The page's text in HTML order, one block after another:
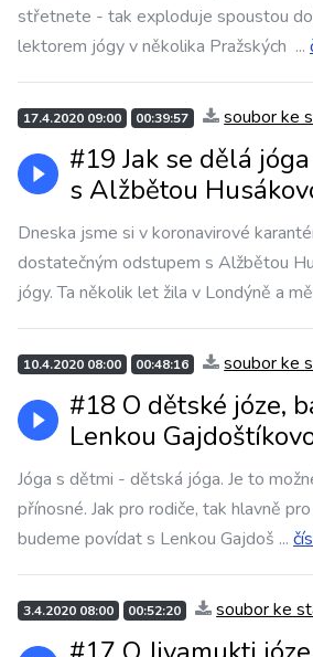
střetnete - tak exploduje spoustou
lektorem jógy v několika Pražských ...
17.4.2020 09:00 00:39:57 soubor ke
#19 Jak se dělá
s Alžbětou
Dneska jsme si v koronavirové
dostatečným odstupem s Alžbětou
jógy. Ta několik let žila v Londýně a
10.4.2020 08:00 00:48:16 soubor ke
#18 O dětské józe,
Lenkou
Jóga s dětmi - dětská jóga. Je to
přínosné. Jak pro rodiče, tak hlavně
budeme povídat s Lenkou Gajdoš ...
3.4.2020 08:00 00:52:20 soubor ke